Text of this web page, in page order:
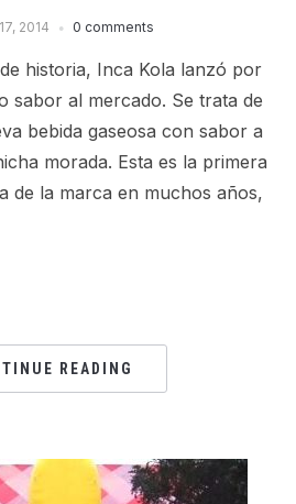
2014 0 comments
historia, Inca Kola lanzó por
sabor al mercado. Se trata de
bebida gaseosa con sabor a
morada. Esta es la primera
de la marca en muchos años,
READING